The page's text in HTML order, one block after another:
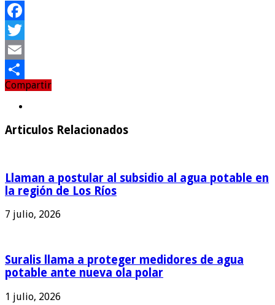
Facebook
Twitter
Email
Compartir
Compartir
Articulos Relacionados
Llaman a postular al subsidio al agua potable en
la región de Los Ríos
7 julio, 2026
Suralis llama a proteger medidores de agua
potable ante nueva ola polar
1 julio, 2026